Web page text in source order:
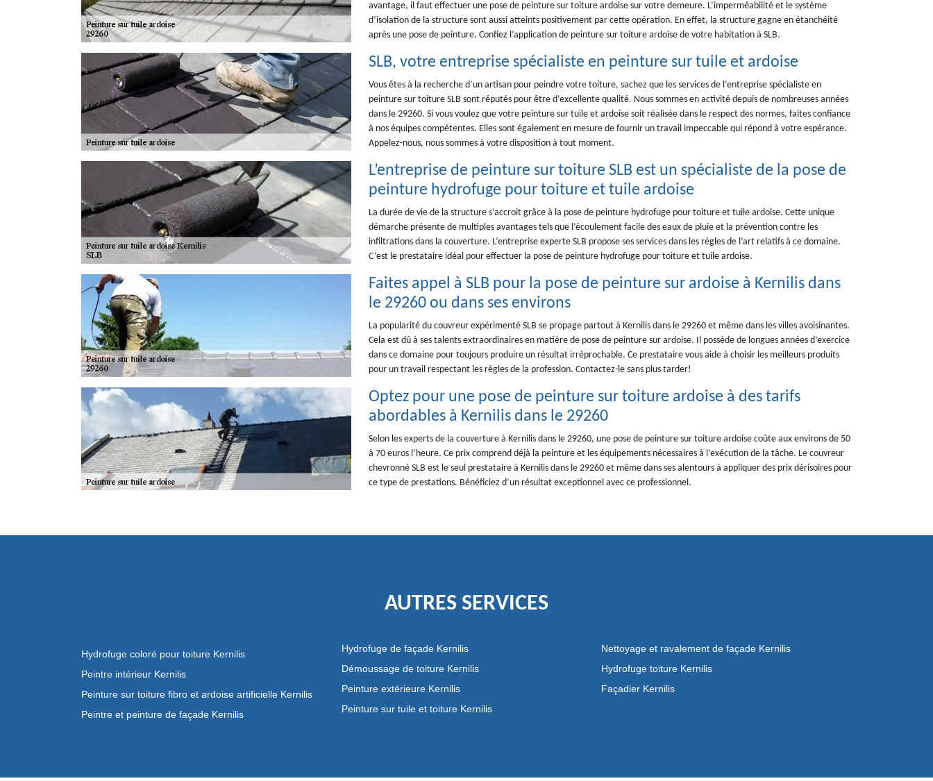
avantage, il faut effectuer une pose de peinture sur toiture ardoise sur votre demeure. L’imperméabilité et le système
d’isolation de la structure sont aussi atteints positivement par cette opération. En effet, la structure gagne en étanchéité
après une pose de peinture. Confiez l’application de peinture sur toiture ardoise de votre habitation à SLB.
SLB, votre entreprise spécialiste en peinture sur tuile et ardoise
Vous êtes à la recherche d’un artisan pour peindre votre toiture, sachez que les services de l’entreprise spécialiste en
peinture sur toiture SLB sont réputés pour être d’excellente qualité. Nous sommes en activité depuis de nombreuses années
dans le 29260. Si vous voulez que votre peinture sur tuile et ardoise soit réalisée dans le respect des normes, faites confiance
à nos équipes compétentes. Elles sont également en mesure de fournir un travail impeccable qui répond à votre espérance.
Appelez-nous, nous sommes à votre disposition à tout moment.
L’entreprise de peinture sur toiture SLB est un spécialiste de la pose de
peinture hydrofuge pour toiture et tuile ardoise
La durée de vie de la structure s’accroit grâce à la pose de peinture hydrofuge pour toiture et tuile ardoise. Cette unique
démarche présente de multiples avantages tels que l’écoulement facile des eaux de pluie et la prévention contre les
infiltrations dans la couverture. L’entreprise experte SLB propose ses services dans les règles de l’art relatifs à ce domaine.
C’est le prestataire idéal pour effectuer la pose de peinture hydrofuge pour toiture et tuile ardoise.
Faites appel à SLB pour la pose de peinture sur ardoise à Kernilis dans
le 29260 ou dans ses environs
La popularité du couvreur expérimenté SLB se propage partout à Kernilis dans le 29260 et même dans les villes avoisinantes.
Cela est dû à ses talents extraordinaires en matière de pose de peinture sur ardoise. Il possède de longues années d’exercice
dans ce domaine pour toujours produire un résultat irréprochable. Ce prestataire vous aide à choisir les meilleurs produits
pour un travail respectant les règles de la profession. Contactez-le sans plus tarder!
Optez pour une pose de peinture sur toiture ardoise à des tarifs
abordables à Kernilis dans le 29260
Selon les experts de la couverture à Kernilis dans le 29260, une pose de peinture sur toiture ardoise coûte aux environs de 50
à 70 euros l’heure. Ce prix comprend déjà la peinture et les équipements nécessaires à l’exécution de la tâche. Le couvreur
chevronné SLB est le seul prestataire à Kernilis dans le 29260 et même dans ses alentours à appliquer des prix dérisoires pour
ce type de prestations. Bénéficiez d’un résultat exceptionnel avec ce professionnel.
AUTRES SERVICES
Hydrofuge coloré pour toiture Kernilis
Peintre intérieur Kernilis
Peinture sur toiture fibro et ardoise artificielle Kernilis
Peintre et peinture de façade Kernilis
Hydrofuge de façade Kernilis
Démoussage de toiture Kernilis
Peinture extérieure Kernilis
Peinture sur tuile et toiture Kernilis
Nettoyage et ravalement de façade Kernilis
Hydrofuge toiture Kernilis
Façadier Kernilis